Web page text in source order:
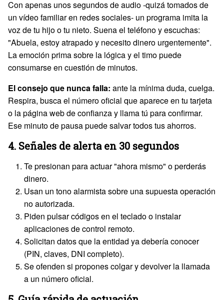
Con apenas unos segundos de audio -quizá tomados de
un vídeo familiar en redes sociales- un programa imita la
voz de tu hijo o tu nieto. Suena el teléfono y escuchas:
"Abuela, estoy atrapado y necesito dinero urgentemente".
La emoción prima sobre la lógica y el timo puede
consumarse en cuestión de minutos.
El consejo que nunca falla: ante la mínima duda, cuelga.
Respira, busca el número oficial que aparece en tu tarjeta
o la página web de confianza y llama tú para confirmar.
Ese minuto de pausa puede salvar todos tus ahorros.
4. Señales de alerta en 30 segundos
Te presionan para actuar "ahora mismo" o perderás
dinero.
Usan un tono alarmista sobre una supuesta operación
no autorizada.
Piden pulsar códigos en el teclado o instalar
aplicaciones de control remoto.
Solicitan datos que la entidad ya debería conocer
(PIN, claves, DNI completo).
Se ofenden si propones colgar y devolver la llamada
a un número oficial.